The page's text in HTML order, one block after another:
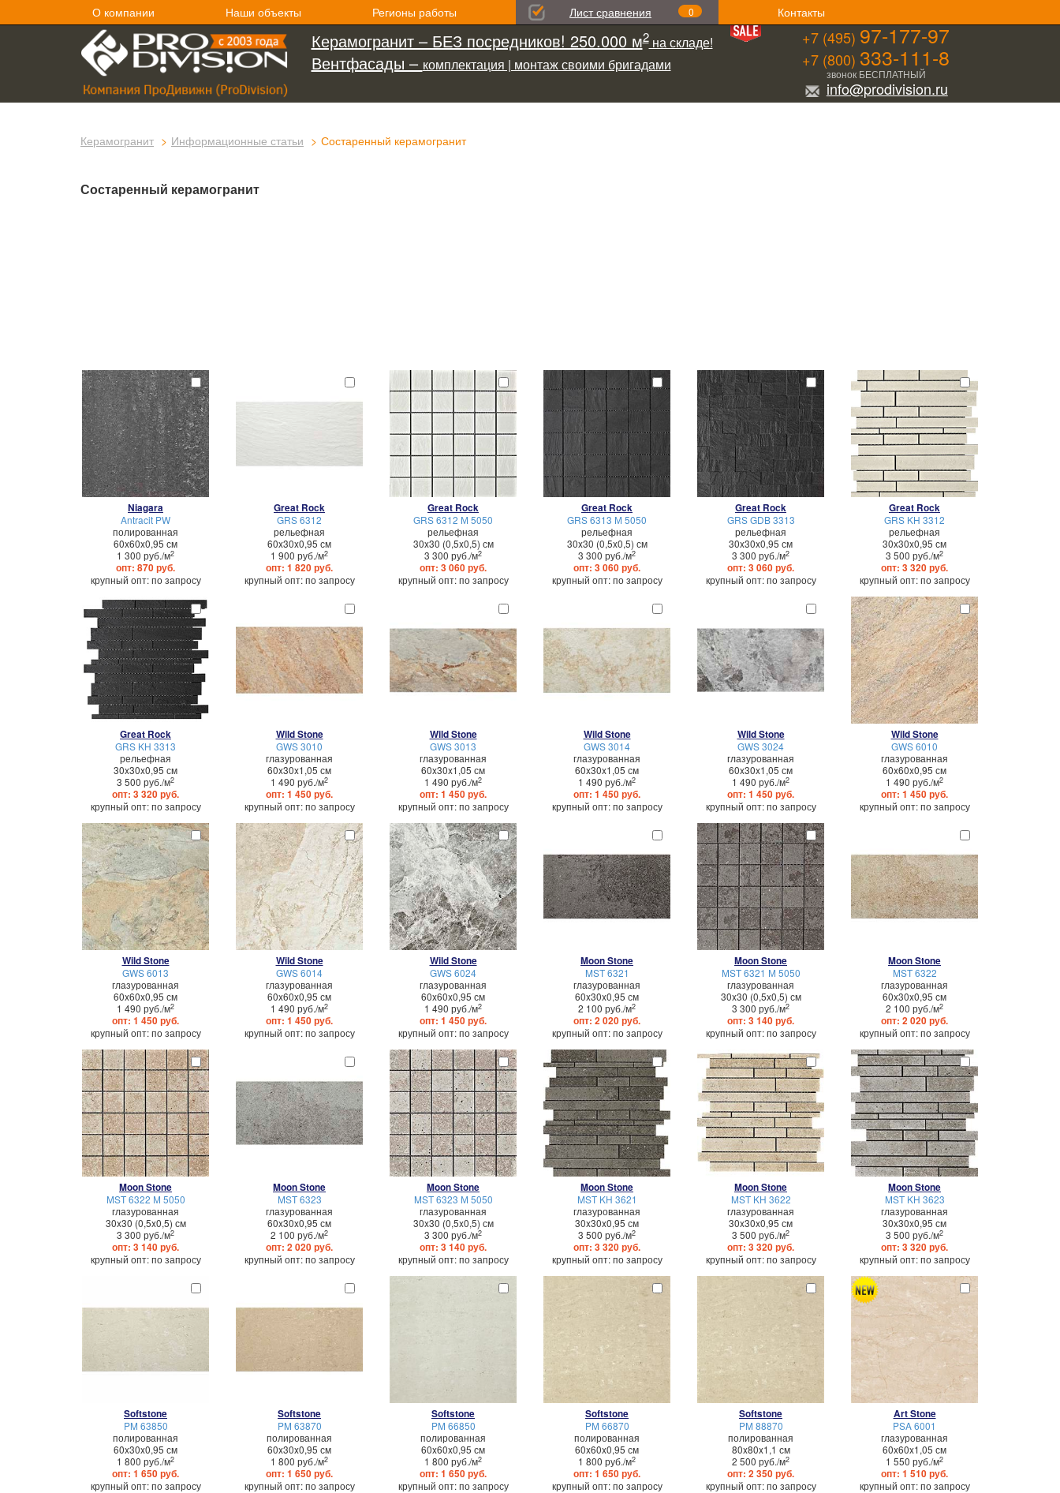
О компании Наши объекты Регионы работы Лист сравнения 0 Контакты
Керамогранит – БЕЗ посредников! 250.000 м2на складе!
Вентфасады – комплектация | монтаж своими бригадами
+7 (495) 97-177-97
+7 (800) 333-111-8
звонок БЕСПЛАТНЫЙ
info@prodivision.ru
Керамогранит Информационные статьи Состаренный керамогранит
Состаренный керамогранит
Niagara
Antracit PW
полированная
60x60x0,95 см
1 300 руб./м2
опт: 870 руб.
крупный опт: по запросу
Great Rock
GRS 6312
рельефная
60x30x0,95 см
1 900 руб./м2
опт: 1 820 руб.
крупный опт: по запросу
Great Rock
GRS 6312 М 5050
рельефная
30x30 (0,5x0,5) см
3 300 руб./м2
опт: 3 060 руб.
крупный опт: по запросу
Great Rock
GRS 6313 М 5050
рельефная
30x30 (0,5x0,5) см
3 300 руб./м2
опт: 3 060 руб.
крупный опт: по запросу
Great Rock
GRS GDB 3313
рельефная
30x30x0,95 см
3 300 руб./м2
опт: 3 060 руб.
крупный опт: по запросу
Great Rock
GRS KH 3312
рельефная
30x30x0,95 см
3 500 руб./м2
опт: 3 320 руб.
крупный опт: по запросу
Great Rock
GRS KH 3313
рельефная
30x30x0,95 см
3 500 руб./м2
опт: 3 320 руб.
крупный опт: по запросу
Wild Stone
GWS 3010
глазурованная
60x30x1,05 см
1 490 руб./м2
опт: 1 450 руб.
крупный опт: по запросу
Wild Stone
GWS 3013
глазурованная
60x30x1,05 см
1 490 руб./м2
опт: 1 450 руб.
крупный опт: по запросу
Wild Stone
GWS 3014
глазурованная
60x30x1,05 см
1 490 руб./м2
опт: 1 450 руб.
крупный опт: по запросу
Wild Stone
GWS 3024
глазурованная
60x30x1,05 см
1 490 руб./м2
опт: 1 450 руб.
крупный опт: по запросу
Wild Stone
GWS 6010
глазурованная
60x60x0,95 см
1 490 руб./м2
опт: 1 450 руб.
крупный опт: по запросу
Wild Stone
GWS 6013
глазурованная
60x60x0,95 см
1 490 руб./м2
опт: 1 450 руб.
крупный опт: по запросу
Wild Stone
GWS 6014
глазурованная
60x60x0,95 см
1 490 руб./м2
опт: 1 450 руб.
крупный опт: по запросу
Wild Stone
GWS 6024
глазурованная
60x60x0,95 см
1 490 руб./м2
опт: 1 450 руб.
крупный опт: по запросу
Moon Stone
MST 6321
глазурованная
60x30x0,95 см
2 100 руб./м2
опт: 2 020 руб.
крупный опт: по запросу
Moon Stone
MST 6321 М 5050
глазурованная
30x30 (0,5x0,5) см
3 300 руб./м2
опт: 3 140 руб.
крупный опт: по запросу
Moon Stone
MST 6322
глазурованная
60x30x0,95 см
2 100 руб./м2
опт: 2 020 руб.
крупный опт: по запросу
Moon Stone
MST 6322 М 5050
глазурованная
30x30 (0,5x0,5) см
3 300 руб./м2
опт: 3 140 руб.
крупный опт: по запросу
Moon Stone
MST 6323
глазурованная
60x30x0,95 см
2 100 руб./м2
опт: 2 020 руб.
крупный опт: по запросу
Moon Stone
MST 6323 М 5050
глазурованная
30x30 (0,5x0,5) см
3 300 руб./м2
опт: 3 140 руб.
крупный опт: по запросу
Moon Stone
MST KH 3621
глазурованная
30x30x0,95 см
3 500 руб./м2
опт: 3 320 руб.
крупный опт: по запросу
Moon Stone
MST KH 3622
глазурованная
30x30x0,95 см
3 500 руб./м2
опт: 3 320 руб.
крупный опт: по запросу
Moon Stone
MST KH 3623
глазурованная
30x30x0,95 см
3 500 руб./м2
опт: 3 320 руб.
крупный опт: по запросу
Softstone
PM 63850
полированная
60x30x0,95 см
1 800 руб./м2
опт: 1 650 руб.
крупный опт: по запросу
Softstone
PM 63870
полированная
60x30x0,95 см
1 800 руб./м2
опт: 1 650 руб.
крупный опт: по запросу
Softstone
PM 66850
полированная
60x60x0,95 см
1 800 руб./м2
опт: 1 650 руб.
крупный опт: по запросу
Softstone
PM 66870
полированная
60x60x0,95 см
1 800 руб./м2
опт: 1 650 руб.
крупный опт: по запросу
Softstone
PM 88870
полированная
80x80x1,1 см
2 500 руб./м2
опт: 2 350 руб.
крупный опт: по запросу
Art Stone
PSA 6001
глазурованная
60x60x1,05 см
1 550 руб./м2
опт: 1 510 руб.
крупный опт: по запросу